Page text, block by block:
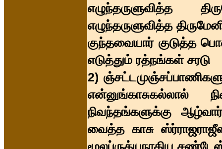
எழுந்தருளுவித்த
எழுந்தருளுவித்த
குந்தவையார் குடுத்த
எடுத்தும் ரத்நங்கள் சரடு
2)
என்னுங்காசுகல்லால்
நிவந்தங்களுக்கு
வைத்த காசு
மூலப்ருத்யநாகிய